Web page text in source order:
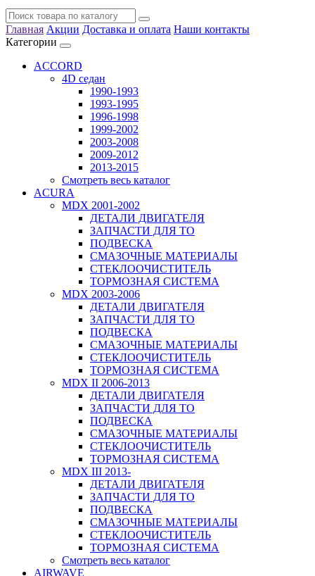
Главная Акции Доставка и оплата Наши контакты
Категории
ACCORD
4D седан
1990-1993
1993-1995
1996-1998
1999-2002
2003-2008
2009-2012
2013-2015
Смотреть весь каталог
ACURA
MDX 2001-2002
ДЕТАЛИ ДВИГАТЕЛЯ
ЗАПЧАСТИ ДЛЯ ТО
ПОДВЕСКА
СМАЗОЧНЫЕ МАТЕРИАЛЫ
СТЕКЛООЧИСТИТЕЛЬ
ТОРМОЗНАЯ СИСТЕМА
MDX 2003-2006
ДЕТАЛИ ДВИГАТЕЛЯ
ЗАПЧАСТИ ДЛЯ ТО
ПОДВЕСКА
СМАЗОЧНЫЕ МАТЕРИАЛЫ
СТЕКЛООЧИСТИТЕЛЬ
ТОРМОЗНАЯ СИСТЕМА
MDX II 2006-2013
ДЕТАЛИ ДВИГАТЕЛЯ
ЗАПЧАСТИ ДЛЯ ТО
ПОДВЕСКА
СМАЗОЧНЫЕ МАТЕРИАЛЫ
СТЕКЛООЧИСТИТЕЛЬ
ТОРМОЗНАЯ СИСТЕМА
MDX III 2013-
ДЕТАЛИ ДВИГАТЕЛЯ
ЗАПЧАСТИ ДЛЯ ТО
ПОДВЕСКА
СМАЗОЧНЫЕ МАТЕРИАЛЫ
СТЕКЛООЧИСТИТЕЛЬ
ТОРМОЗНАЯ СИСТЕМА
Смотреть весь каталог
AIRWAVE